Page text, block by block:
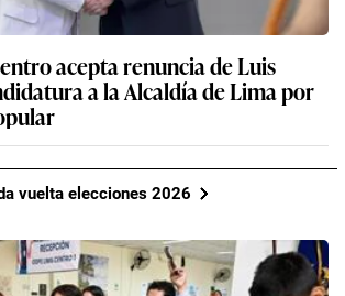
acepta renuncia de Luis
a la Alcaldía de Lima por
vuelta elecciones 2026